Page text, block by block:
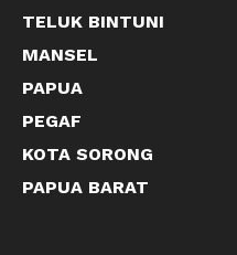
TELUK BINTUNI
MANSEL
PAPUA
PEGAF
KOTA SORONG
PAPUA BARAT